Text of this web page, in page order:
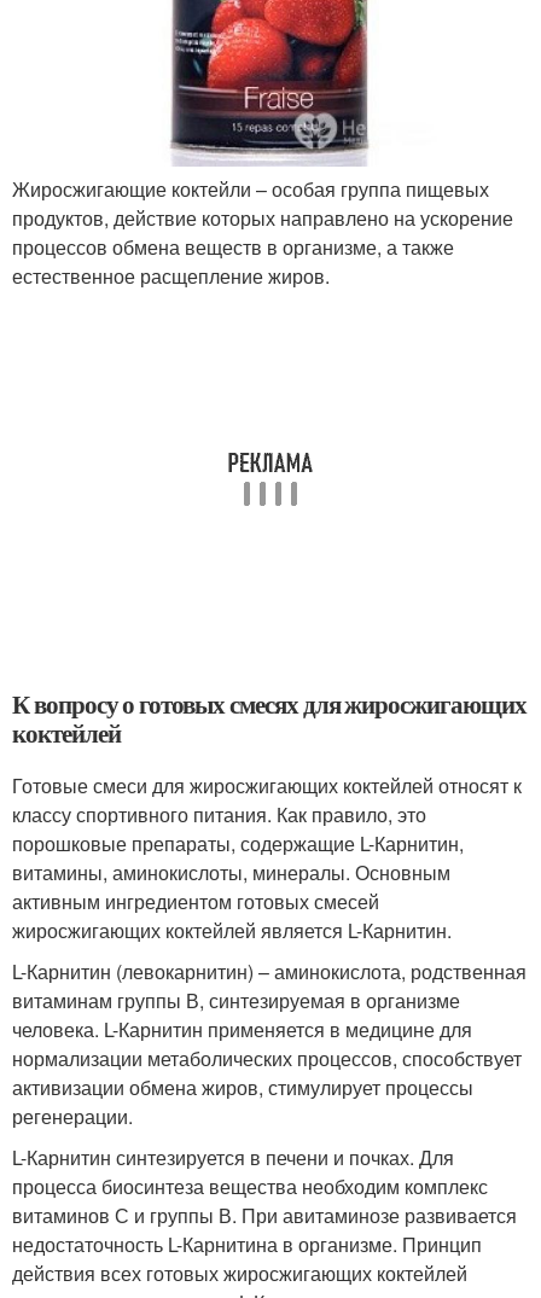
Жиросжигающие коктейли – особая группа пищевых
продуктов, действие которых направлено на ускорение
процессов обмена веществ в организме, а также
естественное расщепление жиров.
К вопросу о готовых смесях для жиросжигающих
коктейлей
Готовые смеси для жиросжигающих коктейлей относят к
классу спортивного питания. Как правило, это
порошковые препараты, содержащие L-Карнитин,
витамины, аминокислоты, минералы. Основным
активным ингредиентом готовых смесей
жиросжигающих коктейлей является L-Карнитин.
L-Карнитин (левокарнитин) – аминокислота, родственная
витаминам группы В, синтезируемая в организме
человека. L-Карнитин применяется в медицине для
нормализации метаболических процессов, способствует
активизации обмена жиров, стимулирует процессы
регенерации.
L-Карнитин синтезируется в печени и почках. Для
процесса биосинтеза вещества необходим комплекс
витаминов С и группы В. При авитаминозе развивается
недостаточность L-Карнитина в организме. Принцип
действия всех готовых жиросжигающих коктейлей